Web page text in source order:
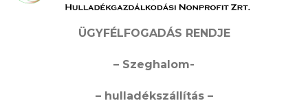
ÜGYFÉLFOGADÁS RENDJE
– Szeghalom-
– hulladékszállítás –